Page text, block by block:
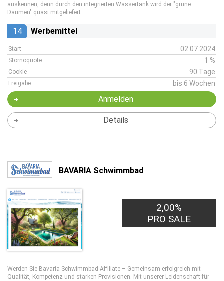
auskennen, denn durch den integrierten Wassertank wird der "grüne
Daumen" quasi mitgeliefert.
14 Werbemittel
Start 02.07.2024
Stornoquote 1 %
Cookie 90 Tage
Freigabe bis 6 Wochen
Anmelden
Details
BAVARIA Schwimmbad
2,00%
PRO SALE
Werden Sie Bavaria-Schwimmbad Affiliate – Gemeinsam erfolgreich mit
Qualität, Kompetenz und starken Provisionen. Mit unserer Leidenschaft für